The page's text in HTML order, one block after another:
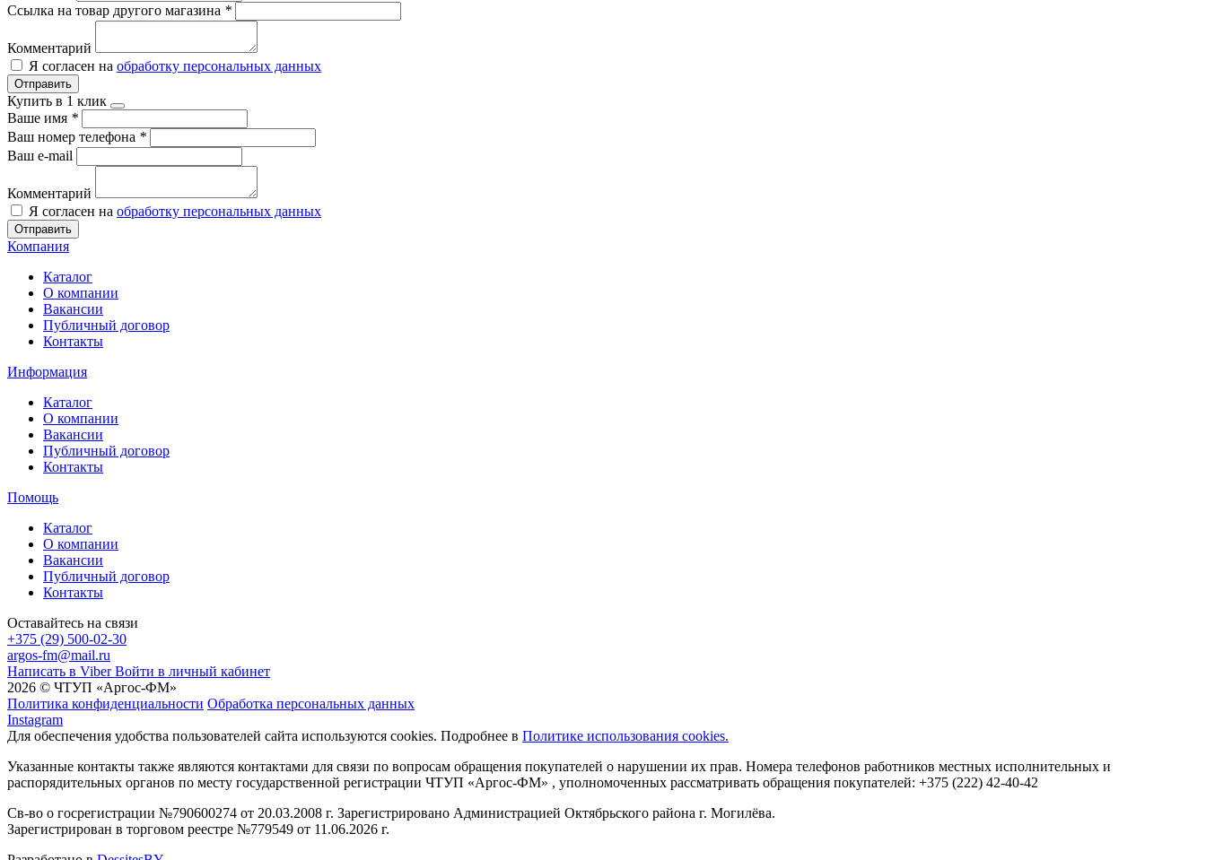
Ссылка на товар другого магазина *
Комментарий
Я согласен на обработку персональных данных
Отправить
Купить в 1 клик
Ваше имя *
Ваш номер телефона *
Ваш e-mail
Комментарий
Я согласен на обработку персональных данных
Отправить
Компания
Каталог
О компании
Вакансии
Публичный договор
Контакты
Информация
Каталог
О компании
Вакансии
Публичный договор
Контакты
Помощь
Каталог
О компании
Вакансии
Публичный договор
Контакты
Оставайтесь на связи
+375 (29) 500-02-30
argos-fm@mail.ru
Написать в Viber Войти в личный кабинет
2026 © ЧТУП «Аргос-ФМ»
Политика конфиденциальности Обработка персональных данных
Instagram
Для обеспечения удобства пользователей сайта используются cookies. Подробнее в Политике использования cookies.
Указанные контакты также являются контактами для связи по вопросам обращения покупателей о нарушении их прав. Номера телефонов работников местных исполнительных и
распорядительных органов по месту государственной регистрации ЧТУП «Аргос-ФМ» , уполномоченных рассматривать обращения покупателей: +375 (222) 42-40-42
Св-во о госрегистрации №790600274 от 20.03.2008 г. Зарегистрировано Администрацией Октябрьского района г. Могилёва.
Зарегистрирован в торговом реестре №779549 от 11.06.2026 г.